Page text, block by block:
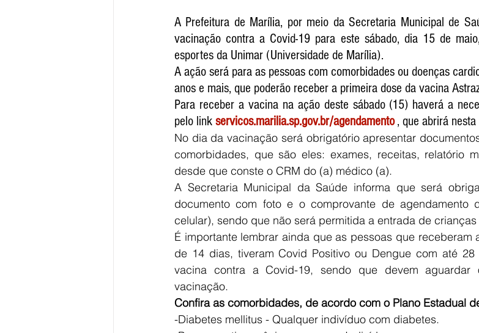
A Prefeitura de Marília, por meio da Secretaria Municipal de
vacinação contra a Covid-19 para este sábado, dia 15 de
esportes da Unimar (Universidade de Marília).
A ação será para as pessoas com comorbidades ou doenças
anos e mais, que poderão receber a primeira dose da vacina
Para receber a vacina na ação deste sábado (15) haverá a
pelo link servicos.marilia.sp.gov.br/agendamento , que abrirá nesta
No dia da vacinação será obrigatório apresentar
comorbidades, que são eles: exames, receitas, relatório
desde que conste o CRM do (a) médico (a).
A Secretaria Municipal da Saúde informa que será
documento com foto e o comprovante de agendamento
celular), sendo que não será permitida a entrada de
É importante lembrar ainda que as pessoas que receberam
de 14 dias, tiveram Covid Positivo ou Dengue com até
vacina contra a Covid-19, sendo que devem
vacinação.
Confira as comorbidades, de acordo com o Plano Estadual
-Diabetes mellitus - Qualquer indivíduo com diabetes.